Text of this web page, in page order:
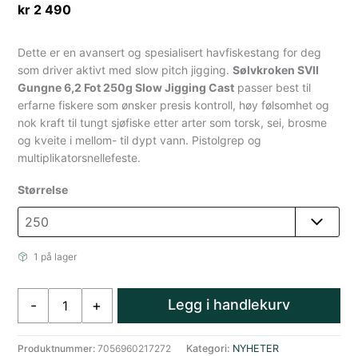
kr 2 490
Dette er en avansert og spesialisert havfiskestang for deg
som driver aktivt med slow pitch jigging.Sølvkroken SVII
Gungne 6,2 Fot 250g Slow Jigging Cast passer best til
erfarne fiskere som ønsker presis kontroll, høy følsomhet og
nok kraft til tungt sjøfiske etter arter som torsk, sei, brosme
og kveite i mellom- til dypt vann. Pistolgrep og
multiplikatorsnellefeste.
Størrelse
1 på lager
-
fot
+ Legg i handlekurv
Produktnummer:7056960217272 Kategori: NYHETER